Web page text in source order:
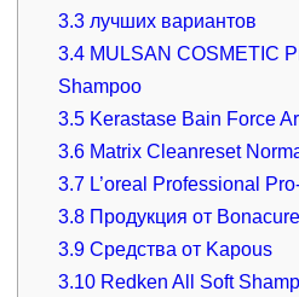
3.3 лучших вариантов
3.4 MULSAN COSMETIC
Shampoo
3.5 Kerastase Bain Force
3.6 Matrix Cleanreset
3.7 L’oreal Professional
3.8 Продукция от Bonacure
3.9 Средства от Kapous
3.10 Redken All Soft